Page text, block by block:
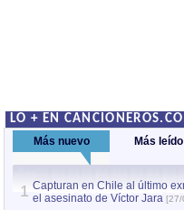
LO + EN
Más nuevo Más leído
1 Capturan en Chile al último
el asesinato de Víctor Jara [27/